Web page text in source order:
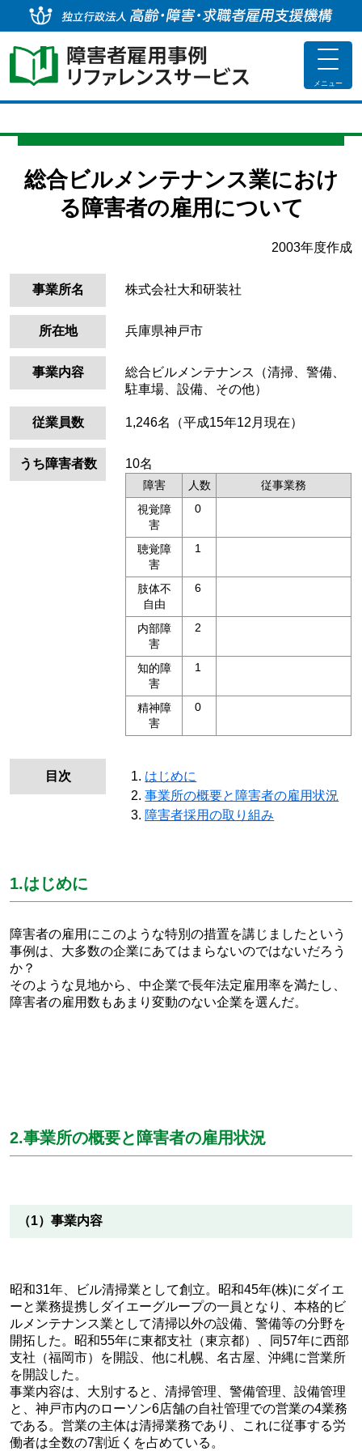
toggle
メニュー
総合ビルメンテナンス業におけ
る障害者の雇用について
2003年度作成
事業所名 株式会社大和研装社
所在地 兵庫県神戸市
事業内容
総合ビルメンテナンス（清掃、警備、
駐車場、設備、その他）
従業員数 1,246名（平成15年12月現在）
うち障害者数 10名
障害 人数
従事業務
視覚障
害
0
聴覚障
害
1
肢体不
自由
6
内部障
害
2
知的障
害
1
精神障
害
0
目次
はじめに
事業所の概要と障害者の雇用状況
障害者採用の取り組み
1.はじめに
障害者の雇用にこのような特別の措置を講じましたという
事例は、大多数の企業にあてはまらないのではないだろう
か？
そのような見地から、中企業で長年法定雇用率を満たし、
障害者の雇用数もあまり変動のない企業を選んだ。
2.事業所の概要と障害者の雇用状況
（1）事業内容
昭和31年、ビル清掃業として創立。昭和45年(株)にダイエ
ーと業務提携しダイエーグループの一員となり、本格的ビ
ルメンテナンス業として清掃以外の設備、警備等の分野を
開拓した。昭和55年に東都支社（東京都）、同57年に西部
支社（福岡市）を開設、他に札幌、名古屋、沖縄に営業所
を開設した。
事業内容は、大別すると、清掃管理、警備管理、設備管理
と、神戸市内のローソン6店舗の自社管理での営業の4業務
である。営業の主体は清掃業務であり、これに従事する労
働者は全数の7割近くを占めている。